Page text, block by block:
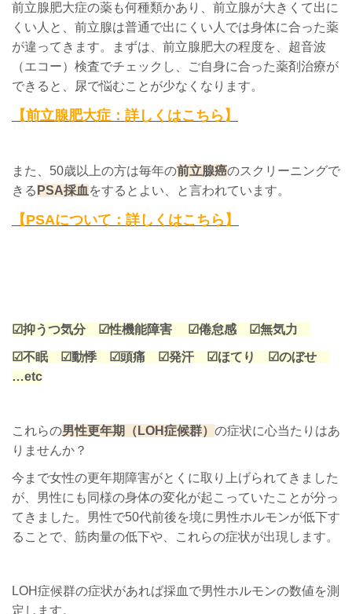
前立腺肥大症の薬も何種類かあり、前立腺が大きくて出に
くい人と、前立腺は普通で出にくい人では身体に合った薬
が違ってきます。まずは、前立腺肥大の程度を、超音波
（エコー）検査でチェックし、ご自身に合った薬剤治療が
できると、尿で悩むことが少なくなります。
【前立腺肥大症：詳しくはこちら】
また、50歳以上の方は毎年の前立腺癌のスクリーニングで
きる PSA採血 をするとよい、と言われています。
【PSAについて：詳しくはこちら】
☑抑うつ気分 ☑性機能障害 ☑倦怠感 ☑無気力
☑不眠
☑動悸 ☑頭痛 ☑発汗 ☑ほてり ☑のぼせ
…etc
これらの男性更年期（LOH症候群） の症状に心当たりはあ
りませんか？
今まで女性の更年期障害がとくに取り上げられてきました
が、男性にも同様の身体の変化が起こっていたことが分っ
てきました。男性で50代前後を境に男性ホルモンが低下す
ることで、筋肉量の低下や、これらの症状が出現します。
LOH症候群の症状があれば採血で男性ホルモンの数値を測
定します。